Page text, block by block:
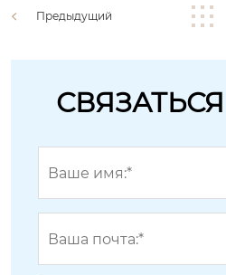
Предыдущий